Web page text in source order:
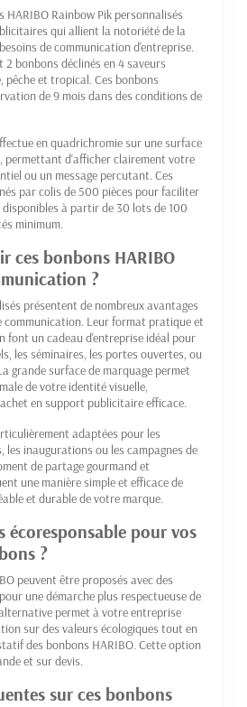
HARIBO Rainbow Pik personnalisés
qui allient la notoriété de la
de communication d'entreprise.
bonbons déclinés en 4 saveurs
pêche et tropical. Ces bonbons
de 9 mois dans des conditions de
en quadrichromie sur une surface
permettant d'afficher clairement votre
ou un message percutant. Ces
par colis de 500 pièces pour faciliter
à partir de 30 lots de 100
minimum.
ces bonbons HARIBO
?
présentent de nombreux avantages
communication. Leur format pratique et
font un cadeau d'entreprise idéal pour
les séminaires, les portes ouvertes, ou
grande surface de marquage permet
de votre identité visuelle,
en support publicitaire efficace.
adaptées pour les
les inaugurations ou les campagnes de
de partage gourmand et
une manière simple et efficace de
et durable de votre marque.
écoresponsable pour vos
?
peuvent être proposés avec des
une démarche plus respectueuse de
permet à votre entreprise
sur des valeurs écologiques tout en
des bonbons HARIBO. Cette option
et sur devis.
sur ces bonbons